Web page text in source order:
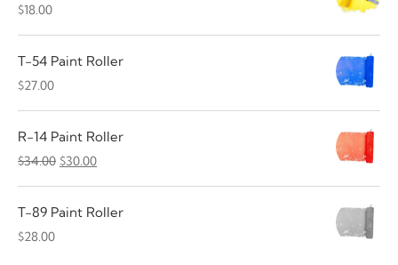
$18.00
T-54 Paint Roller
$27.00
R-14 Paint Roller
$34.00 Orijinal
fiyat:
$34.00.
$30.00Şu
andaki
fiyat:
T-89 Paint Roller
$28.00